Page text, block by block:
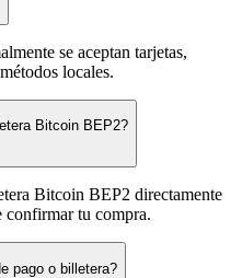
se aceptan tarjetas,
locales.
Bitcoin BEP2?
Bitcoin BEP2 directamente
confirmar tu compra.
pago o billetera?